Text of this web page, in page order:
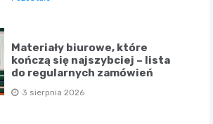
Materiały biurowe, które
kończą się najszybciej – lista
do regularnych zamówień
3 sierpnia 2026